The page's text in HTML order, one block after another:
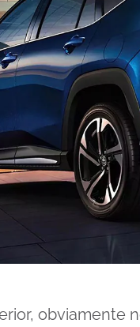
obviamente